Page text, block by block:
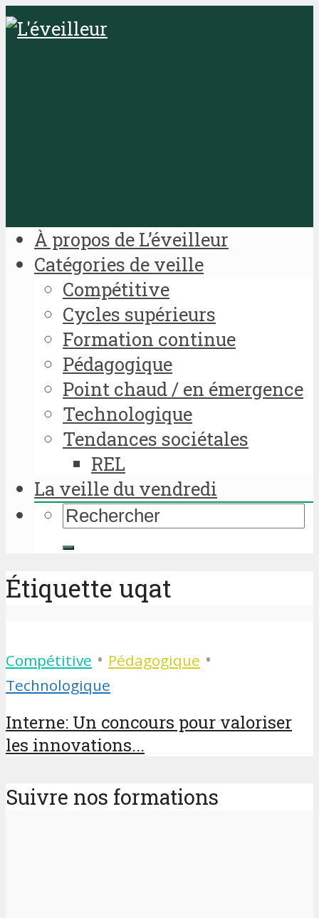
À propos de L’éveilleur
Catégories de veille
Compétitive
Cycles supérieurs
Formation continue
Pédagogique
Point chaud / en émergence
Technologique
Tendances sociétales
REL
La veille du vendredi
Étiquette uqat
Compétitive • Pédagogique •
Technologique
Interne: Un concours pour valoriser
les innovations...
Suivre nos formations